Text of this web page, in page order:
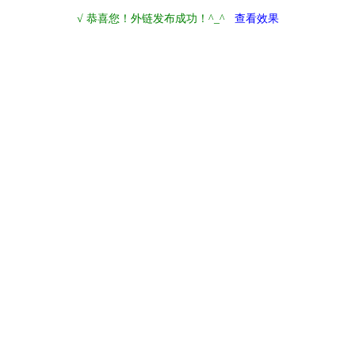
√ 恭喜您！外链发布成功！^_^ 查看效果